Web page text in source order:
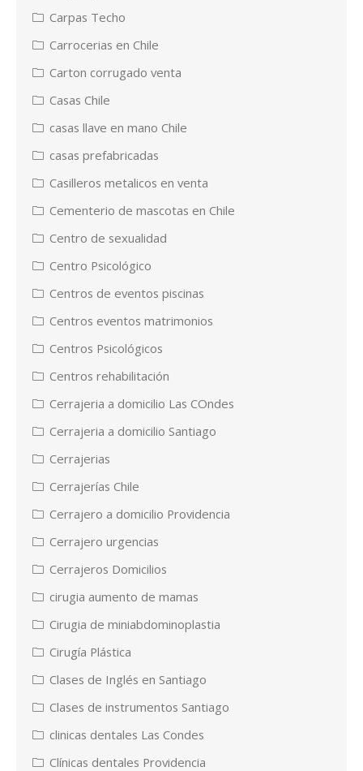
Carpas Techo
Carrocerias en Chile
Carton corrugado venta
Casas Chile
casas llave en mano Chile
casas prefabricadas
Casilleros metalicos en venta
Cementerio de mascotas en Chile
Centro de sexualidad
Centro Psicológico
Centros de eventos piscinas
Centros eventos matrimonios
Centros Psicológicos
Centros rehabilitación
Cerrajeria a domicilio Las COndes
Cerrajeria a domicilio Santiago
Cerrajerias
Cerrajerías Chile
Cerrajero a domicilio Providencia
Cerrajero urgencias
Cerrajeros Domicilios
cirugia aumento de mamas
Cirugia de miniabdominoplastia
Cirugía Plástica
Clases de Inglés en Santiago
Clases de instrumentos Santiago
clinicas dentales Las Condes
Clínicas dentales Providencia